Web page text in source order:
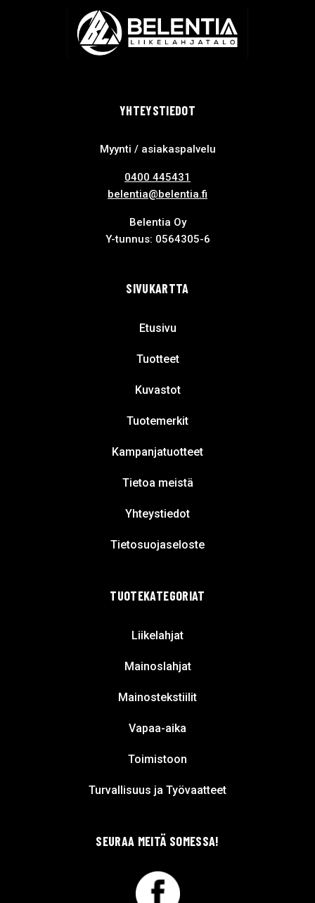
YHTEYSTIEDOT
Myynti / asiakaspalvelu
0400 445431
belentia@belentia.fi
Belentia Oy
Y-tunnus: 0564305-6
SIVUKARTTA
Etusivu
Tuotteet
Kuvastot
Tuotemerkit
Kampanjatuotteet
Tietoa meistä
Yhteystiedot
Tietosuojaseloste
TUOTEKATEGORIAT
Liikelahjat
Mainoslahjat
Mainostekstiilit
Vapaa-aika
Toimistoon
Turvallisuus ja Työvaatteet
SEURAA MEITÄ SOMESSA!